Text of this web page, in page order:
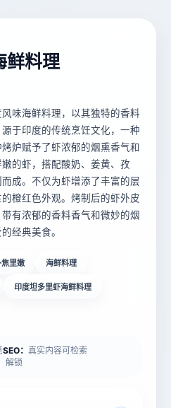
鲜料理
味海鲜料理，以其独特的香料
于印度的传统烹饪文化，一种
炉赋予了虾浓郁的烟熏香气和
的虾，搭配酸奶、姜黄、孜
成。不仅为虾增添了丰富的层
橙红色外观。烤制后的虾外皮
有浓郁的香料香气和微妙的烟
经典美食。
里嫩 海鲜料理
印度坦多里虾海鲜料理
SEO： 真实内容可检索
解锁